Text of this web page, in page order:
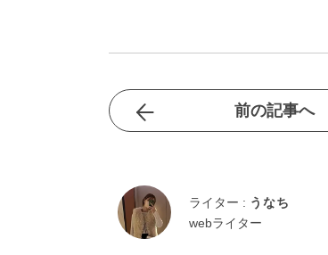
前の記事へ
ライター : うなち
webライター